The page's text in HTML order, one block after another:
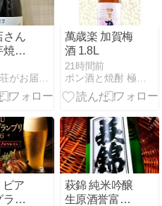
さん
焼酎
米山
」入
萬歳楽 加賀梅
酒 1.8L
21時間前
ポン酒と焼酎 極上ワインfrom 磐田市掛塚 粋な町
ビア
ラン
萩錦 純米吟醸
生原酒誉富士